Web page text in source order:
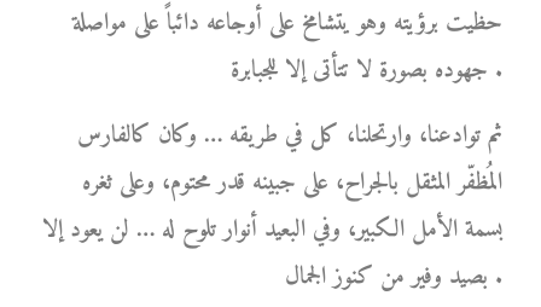
حظيت برؤيته وهو يتشامخ على أوجاعه دائباً على مواصلة
جهوده بصورة لا تتأتى إلا للجبابرة .
ثم توادعنا، وارتحلنا، كل في طريقه … وكان كالفارس
المُظفّر المثقل بالجراح، على جبينه قدر محتوم، وعلى ثغره
بسمة الأمل الكبير، وفي البعيد أنوار تلوح له … لن يعود إلا
بصيد وفير من كنوز الجمال .